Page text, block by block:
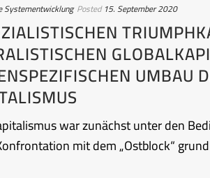
Posted 15. September 2020
UMBAU
war zunächst unter den
mit dem „Ostblock“